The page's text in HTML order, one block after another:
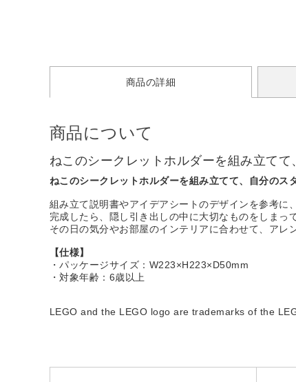
商品の詳細
商品について
ねこのシークレットホルダーを組み立て
ねこのシークレットホルダーを組み立てて、自分のス
組み立て説明書やアイデアシートのデザインを参考に
完成したら、隠し引き出しの中に大切なものをしまっ
その日の気分やお部屋のインテリアに合わせて、アレ
【仕様】
・パッケージサイズ：W223×H223×D50mm
・対象年齢：6歳以上
LEGO and the LEGO logo are trademarks of the